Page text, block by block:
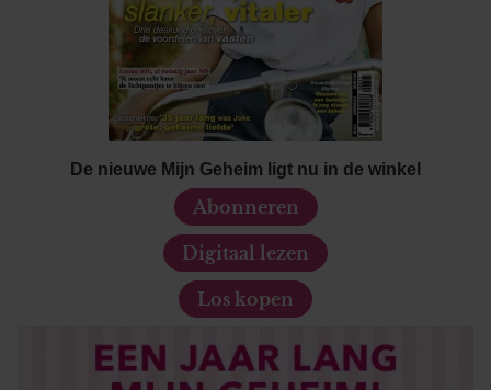
De nieuwe Mijn Geheim ligt nu in de winkel
Abonneren
Digitaal lezen
Los kopen